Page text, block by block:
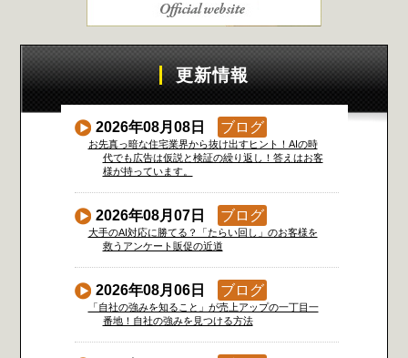
更新情報
2026年08月08日 ブログ
お先真っ暗な住宅業界から抜け出すヒント！AIの時
代でも広告は仮説と検証の繰り返し！答えはお客
様が持っています。
2026年08月07日 ブログ
大手のAI対応に勝てる？「たらい回し」のお客様を
救うアンケート販促の近道
2026年08月06日 ブログ
「自社の強みを知ること」が売上アップの一丁目一
番地！自社の強みを見つける方法